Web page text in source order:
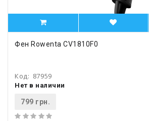
Фен Rowenta CV1810F0
Код: 87959
Нет в наличии
799 грн.